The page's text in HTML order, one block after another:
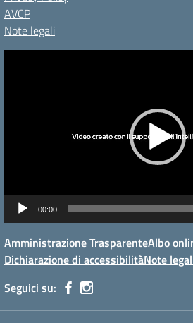
AVCP
Note legali
00:00
Amministrazione TrasparenteAlbo
Dichiarazione di accessibilitàNote
Seguici su: